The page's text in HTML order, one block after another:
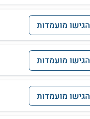
הגישו מועמדות
הגישו מועמדות
הגישו מועמדות